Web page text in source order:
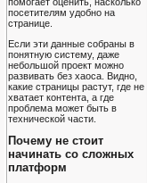
посетителям удобно на
странице.
Если эти данные собраны в
понятную систему, даже
небольшой проект можно
развивать без хаоса. Видно,
какие страницы растут, где не
хватает контента, а где
проблема может быть в
технической части.
Почему не стоит
начинать со сложных
платформ